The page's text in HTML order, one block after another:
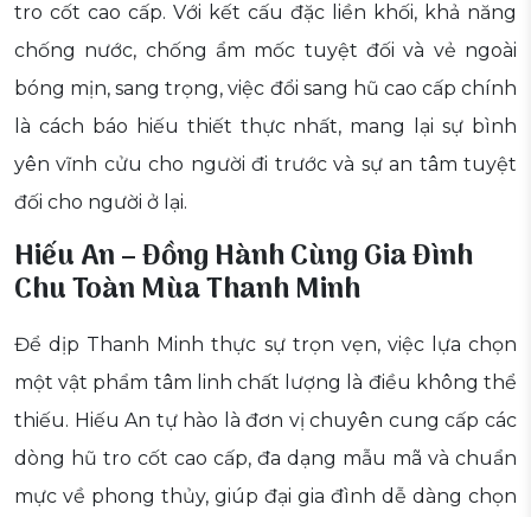
tro cốt cao cấp. Với kết cấu đặc liền khối, khả năng
chống nước, chống ẩm mốc tuyệt đối và vẻ ngoài
bóng mịn, sang trọng, việc đổi sang hũ cao cấp chính
là cách báo hiếu thiết thực nhất, mang lại sự bình
yên vĩnh cửu cho người đi trước và sự an tâm tuyệt
đối cho người ở lại.
Hiếu An – Đồng Hành Cùng Gia Đình
Chu Toàn Mùa Thanh Minh
Để dịp Thanh Minh thực sự trọn vẹn, việc lựa chọn
một vật phẩm tâm linh chất lượng là điều không thể
thiếu. Hiếu An tự hào là đơn vị chuyên cung cấp các
dòng hũ tro cốt cao cấp, đa dạng mẫu mã và chuẩn
mực về phong thủy, giúp đại gia đình dễ dàng chọn